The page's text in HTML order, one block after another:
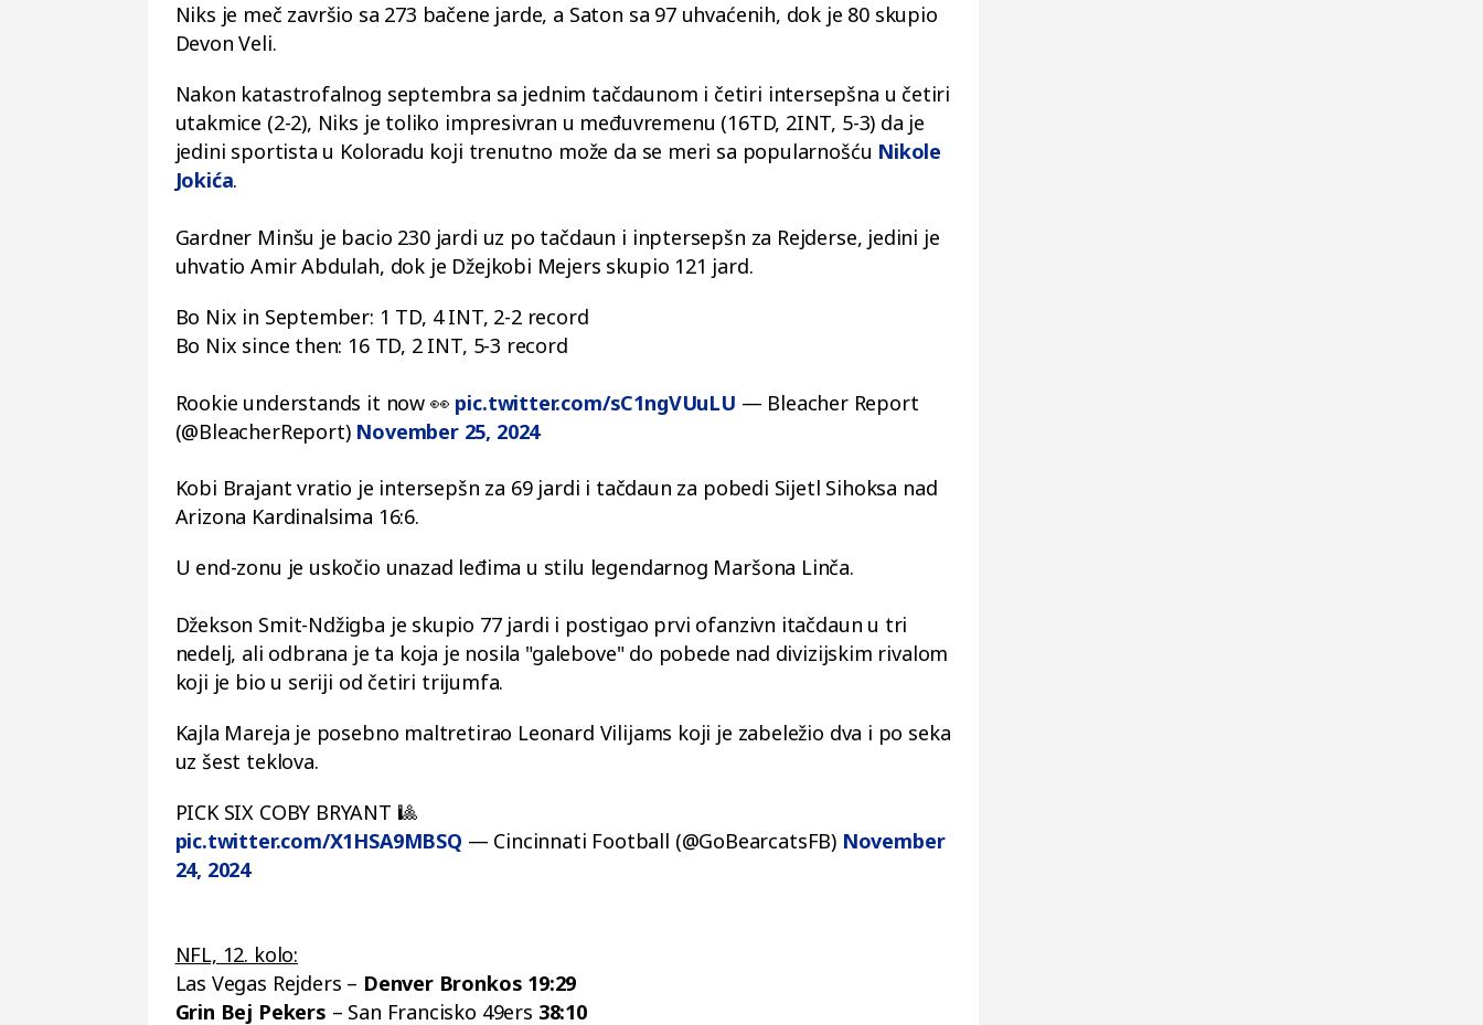
Niks je meč završio sa 273 bačene jarde, a Saton sa 97 uhvaćenih, dok je 80 skupio
Devon Veli.
Nakon katastrofalnog septembra sa jednim tačdaunom i četiri intersepšna u četiri
utakmice (2-2), Niks je toliko impresivran u međuvremenu (16TD, 2INT, 5-3) da je
jedini sportista u Koloradu koji trenutno može da se meri sa popularnošću Nikole
Jokića.
Gardner Minšu je bacio 230 jardi uz po tačdaun i inptersepšn za Rejderse, jedini je
uhvatio Amir Abdulah, dok je Džejkobi Mejers skupio 121 jard.
Bo Nix in September: 1 TD, 4 INT, 2-2 record
Bo Nix since then: 16 TD, 2 INT, 5-3 record
Rookie understands it now 👀 pic.twitter.com/sC1ngVUuLU — Bleacher Report
(@BleacherReport) November 25, 2024
Kobi Brajant vratio je intersepšn za 69 jardi i tačdaun za pobedi Sijetl Sihoksa nad
Arizona Kardinalsima 16:6.
U end-zonu je uskočio unazad leđima u stilu legendarnog Maršona Linča.
Džekson Smit-Ndžigba je skupio 77 jardi i postigao prvi ofanzivn itačdaun u tri
nedelj, ali odbrana je ta koja je nosila "galebove" do pobede nad divizijskim rivalom
koji je bio u seriji od četiri trijumfa.
Kajla Mareja je posebno maltretirao Leonard Vilijams koji je zabeležio dva i po seka
uz šest teklova.
PICK SIX COBY BRYANT 🎱
pic.twitter.com/X1HSA9MBSQ — Cincinnati Football (@GoBearcatsFB) November
24, 2024
NFL, 12. kolo:
Las Vegas Rejders – Denver Bronkos 19:29
Grin Bej Pekers – San Francisko 49ers 38:10